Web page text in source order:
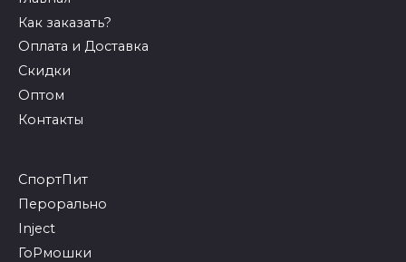
Как заказать?
Оплата и Доставка
Скидки
Оптом
Контакты
СпортПит
Перорально
Inject
ГоРмошки